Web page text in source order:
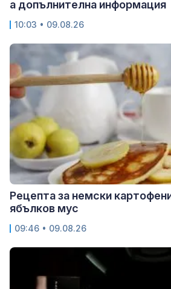
а допълнителна информация
10:03 • 09.08.26
Рецепта за немски
ябълков мус
09:46 • 09.08.26